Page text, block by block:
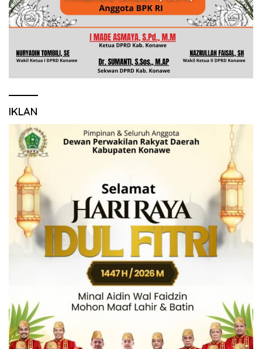
IKLAN